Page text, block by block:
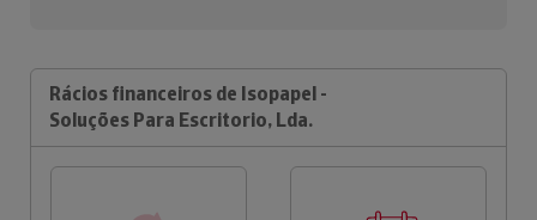
Rácios financeiros de Isopapel -
Soluções Para Escritorio, Lda.